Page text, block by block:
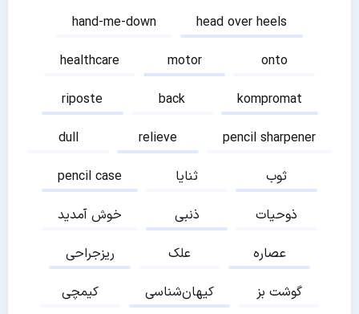
hand-me-down
head over heels
healthcare
motor
onto
riposte
back
kompromat
dull
relieve
pencil sharpener
pencil case
ثنایا
ثوب
خوش آمدید
ذنبی
ذوحیات
ریزجراحی
علک
عصاره
کیمچی
کیهان‌شناسی
گوشت بز